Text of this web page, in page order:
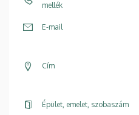
mellék
E-mail
Cím
Épület, emelet, szobaszám